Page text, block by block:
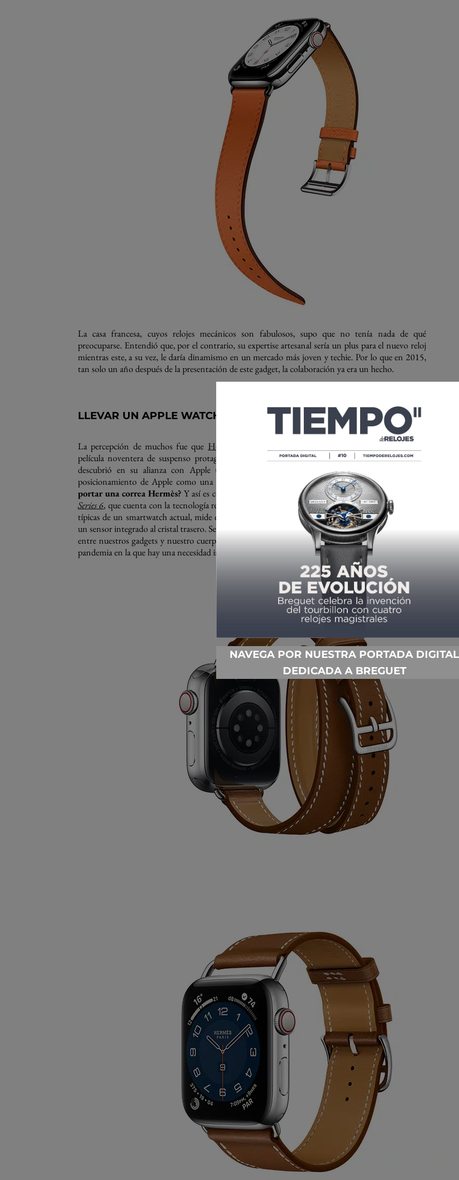
La casa francesa, cuyos relojes mecánicos son fabulosos, supo que no tenía nada de qué
preocuparse. Entendió que, por el contrario, su expertise artesanal sería un plus para el nuevo reloj
mientras este, a su vez, le daría dinamismo en un mercado más joven y techie. Por lo que en 2015,
tan solo un año después de la presentación de este gadget, la colaboración ya era un hecho.
LLEVAR UN APPLE WATCH AL ESTILO HERMÈS
La percepción de muchos fue que Hermès
película noventera de suspenso protagonizada por Julia Roberts. Pero lo cierto es que Hermès
descubrió en su alianza con Apple una mancuerna estable y hasta lógica. Considerando el
posicionamiento de Apple como una firma de lujo
, ¿qué podría ser mejor para su reloj que
portar una correa Hermès?Y así es como llegamos a 2020, con la presentación delApple Watch
Series 6, que cuenta con la tecnología revolucionaria. Es un reloj que además de dar las prestaciones
típicas de un smartwatch actual, mide el nivel de oxígeno en la sangre y la frecuencia cardiaca con
un sensor integrado al cristal trasero. Se trata de capacidades que hacen cada vez más delgada la línea
entre nuestros gadgets y nuestro cuerpo y que son doblemente valuadas al nacer en medio de una
pandemia en la que hay una necesidad imperante por revisar con constancia esos datos biológicos.
NAVEGA POR NUESTRA PORTADA DIGITAL
DEDICADA A BREGUET